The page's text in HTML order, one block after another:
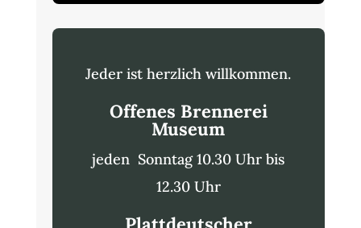
Jeder ist herzlich willkommen.
Offenes Brennerei
Museum
jeden Sonntag 10.30 Uhr bis
12.30 Uhr